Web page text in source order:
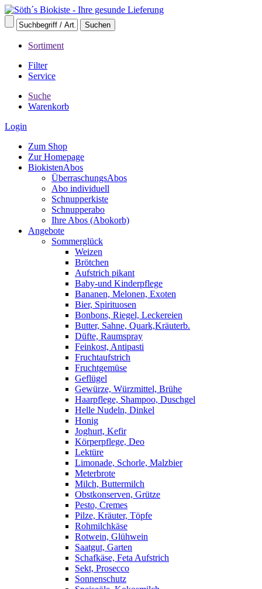
Sortiment
Filter
Service
Suche
Warenkorb
Login
Zum Shop
Zur Homepage
BiokistenAbos
ÜberraschungsAbos
Abo individuell
Schnupperkiste
Schnupperabo
Ihre Abos (Abokorb)
Angebote
Sommerglück
Weizen
Brötchen
Aufstrich pikant
Baby-und Kinderpflege
Bananen, Melonen, Exoten
Bier, Spirituosen
Bonbons, Riegel, Leckereien
Butter, Sahne, Quark,Kräuterb.
Düfte, Raumspray
Feinkost, Antipasti
Fruchtaufstrich
Fruchtgemüse
Geflügel
Gewürze, Würzmittel, Brühe
Haarpflege, Shampoo, Duschgel
Helle Nudeln, Dinkel
Honig
Joghurt, Kefir
Körperpflege, Deo
Lektüre
Limonade, Schorle, Malzbier
Meterbrote
Milch, Buttermilch
Obstkonserven, Grütze
Pesto, Cremes
Pilze, Kräuter, Töpfe
Rohmilchkäse
Rotwein, Glühwein
Saatgut, Garten
Schafkäse, Feta Aufstrich
Sekt, Prosecco
Sonnenschutz